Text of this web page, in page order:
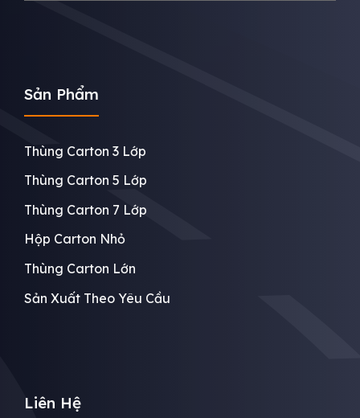
Sản Phẩm
Thùng Carton 3 Lớp
Thùng Carton 5 Lớp
Thùng Carton 7 Lớp
Hộp Carton Nhỏ
Thùng Carton Lớn
Sản Xuất Theo Yêu Cầu
Liên Hệ